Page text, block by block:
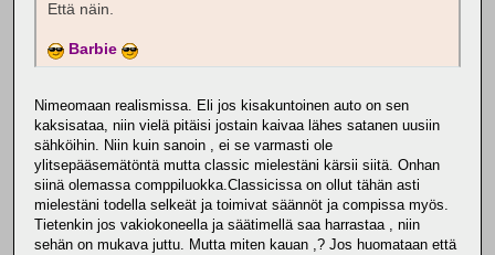
Että näin.
Barbie
Nimeomaan realismissa. Eli jos kisakuntoinen auto on sen
kaksisataa, niin vielä pitäisi jostain kaivaa lähes satanen uusiin
sähköihin. Niin kuin sanoin , ei se varmasti ole
ylitsepääsemätöntä mutta classic mielestäni kärsii siitä. Onhan
siinä olemassa comppiluokka.Classicissa on ollut tähän asti
mielestäni todella selkeät ja toimivat säännöt ja compissa myös.
Tietenkin jos vakiokoneella ja säätimellä saa harrastaa , niin
sehän on mukava juttu. Mutta miten kauan ,? Jos huomataan että